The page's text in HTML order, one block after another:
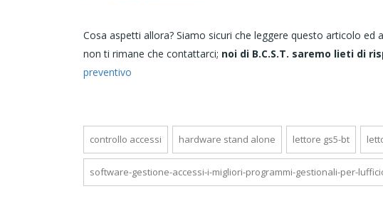
Cosa aspetti allora? Siamo sicuri che leggere questo articolo ed
non ti rimane che contattarci; noi di B.C.S.T. saremo lieti di
preventivo
controllo accessi hardware stand alone lettore gs5-bt
software-gestione-accessi-i-migliori-programmi-gestionali-per-